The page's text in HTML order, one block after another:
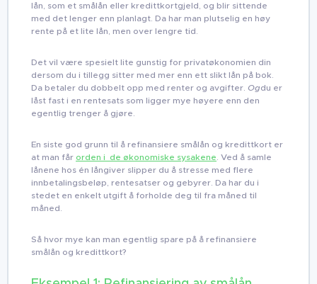
lån, som et smålån eller kredittkortgjeld, og blir sittende
med det lenger enn planlagt. Da har man plutselig en høy
rente på et lite lån, men over lengre tid.
Det vil være spesielt lite gunstig for privatøkonomien din
dersom du i tillegg sitter med mer enn ett slikt lån på bok.
Da betaler du dobbelt opp med renter og avgifter. Ogdu er
låst fast i en rentesats som ligger mye høyere enn den
egentlig trenger å gjøre.
En siste god grunn til å refinansiere smålån og kredittkort er
at man får orden i de økonomiske sysakene . Ved å samle
lånene hos én långiver slipper du å stresse med flere
innbetalingsbeløp, rentesatser og gebyrer. Da har du i
stedet en enkelt utgift å forholde deg til fra måned til
måned.
Så hvor mye kan man egentlig spare på å refinansiere
smålån og kredittkort?